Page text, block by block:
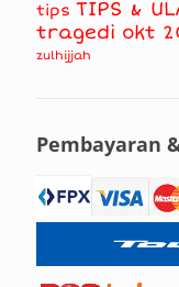
tips TIPS &
tragedi okt
zulhijjah
Pembayaran